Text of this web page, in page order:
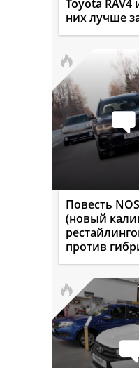
Toyota RAV4
них лучше
Повесть
(новый
против